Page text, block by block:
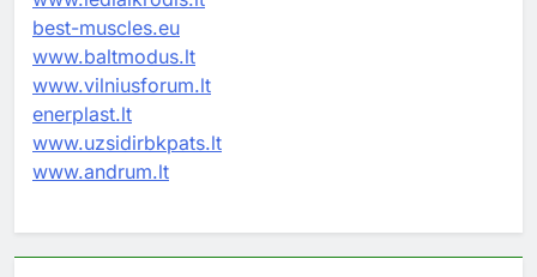
best-muscles.eu
www.baltmodus.lt
www.vilniusforum.lt
enerplast.lt
www.uzsidirbkpats.lt
www.andrum.lt